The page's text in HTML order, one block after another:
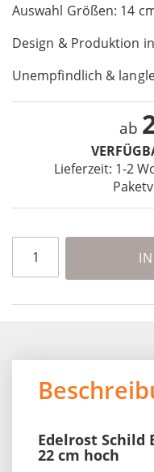
Auswahl Größen: 14
Design & Produktion
Unempfindlich &
Lieferzeit: 1-2
ab
the
images
gallery
Edelrost Schild
22 cm hoch